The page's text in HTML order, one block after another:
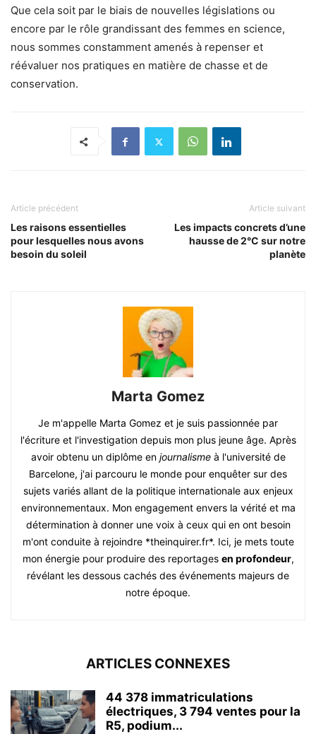
Que cela soit par le biais de nouvelles législations ou
encore par le rôle grandissant des femmes en science,
nous sommes constamment amenés à repenser et
réévaluer nos pratiques en matière de chasse et de
conservation.
Article précédent
Les raisons essentielles
pour lesquelles nous avons
besoin du soleil
Article suivant
Les impacts concrets d’une
hausse de 2°C sur notre
planète
Marta Gomez
Je m'appelle Marta Gomez et je suis passionnée par
l'écriture et l'investigation depuis mon plus jeune âge. Après
avoir obtenu un diplôme en journalismeà l'université de
Barcelone, j'ai parcouru le monde pour enquêter sur des
sujets variés allant de la politique internationale aux enjeux
environnementaux. Mon engagement envers la vérité et ma
détermination à donner une voix à ceux qui en ont besoin
m'ont conduite à rejoindre *theinquirer.fr*. Ici, je mets toute
mon énergie pour produire des reportages en profondeur,
révélant les dessous cachés des événements majeurs de
notre époque.
ARTICLES CONNEXES
44 378 immatriculations
électriques, 3 794 ventes pour la
R5, podium...